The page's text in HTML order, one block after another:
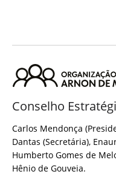
Conselho
Carlos Mendonça
Dantas (Secretária),
Humberto Gomes de
Hênio de Gouveia.